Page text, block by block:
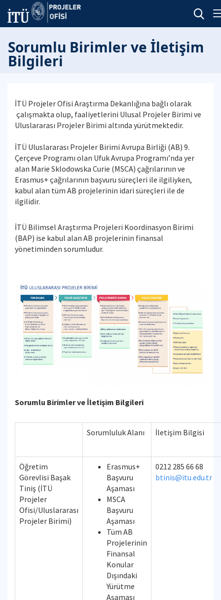
Sorumlu Birimler ve İletişim
Bilgileri
İTÜ Projeler Ofisi Araştırma Dekanlığına bağlı olarak
çalışmakta olup, faaliyetlerini Ulusal Projeler Birimi ve
Uluslararası Projeler Birimi altında yürütmektedir.
İTÜ Uluslararası Projeler Birimi Avrupa Birliği (AB) 9.
Çerçeve Programı olan Ufuk Avrupa Programı’nda yer
alan Marie Sklodowska Curie (MSCA) çağrılarının ve
Erasmus+ çağrılarının başvuru süreçleri ile ilgiliyken,
kabul alan tüm AB projelerinin idari süreçleri ile de
ilgilidir.
İTÜ Bilimsel Araştırma Projeleri Koordinasyon Birimi
(BAP) ise kabul alan AB projelerinin finansal
yönetiminden sorumludur.
Sorumlu Birimler ve İletişim Bilgileri
Sorumluluk Alanı İletişim Bilgisi
Öğretim
Görevlisi Başak
Tiniş (İTÜ
Projeler
Ofisi/Uluslararası
Projeler Birimi)
Erasmus+
Başvuru
Aşaması
MSCA
Başvuru
Aşaması
Tüm AB
Projelerinin
Finansal
Konular
Dışındaki
Yürütme
Aşaması
0212 285 66 68
btinis@itu.edu.tr